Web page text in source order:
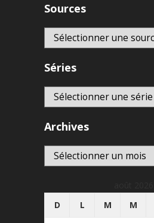
Sources
Séries
Archives
Archives
D
L M M